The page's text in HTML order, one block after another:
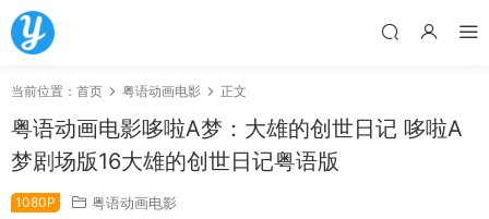
当前位置： 首页 粤语动画电影 正文
粤语动画电影哆啦A梦：大雄的创世日记 哆啦A
梦剧场版16大雄的创世日记粤语版
1080P 粤语动画电影